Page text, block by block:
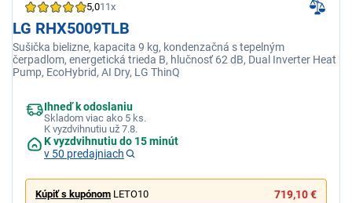
5,011x
LG RHX5009TLB
Sušička bielizne, kapacita 9 kg, kondenzačná s tepelným
čerpadlom, energetická trieda B, hlučnosť 62 dB, Dual Inverter Heat
Pump, EcoHybrid, AI Dry, LG ThinQ
Ihneď k odoslaniu
Skladom viac ako 5 ks.
K vyzdvihnutiu už 7.8.
K vyzdvihnutiu do 15 minút
v 50 predajniach
Kúpiť s kupónom LETO10 719,10 €